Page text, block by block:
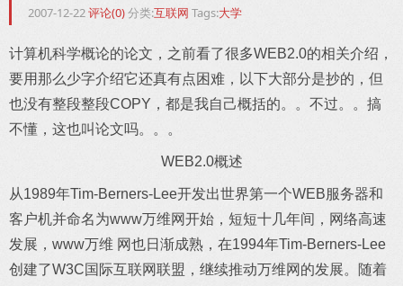
2007-12-22评论(0)分类:互联网 Tags:大学
计算机科学概论的论文，之前看了很多WEB2.0的相关介绍，
要用那么少字介绍它还真有点困难，以下大部分是抄的，但
也没有整段整段COPY，都是我自己概括的。。不过。。搞
不懂，这也叫论文吗。。。
WEB2.0概述
从1989年Tim-Berners-Lee开发出世界第一个WEB服务器和
客户机并命名为www万维网开始，短短十几年间，网络高速
发展，www万维 网也日渐成熟，在1994年Tim-Berners-Lee
创建了W3C国际互联网联盟，继续推动万维网的发展。随着